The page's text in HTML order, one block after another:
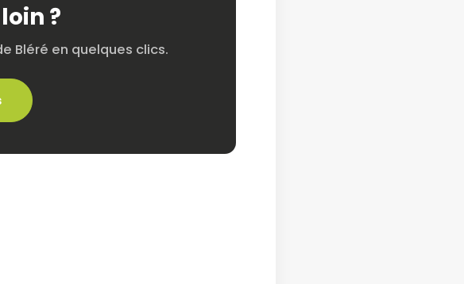
?
Bléré en quelques clics.